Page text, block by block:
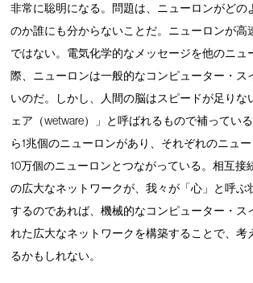
非常に聡明になる。問題は、ニューロンがどの
のか誰にも分からないことだ。ニューロンが高
ではない。電気化学的なメッセージを他のニュ
際、ニューロンは一般的なコンピューター・ス
いのだ。しかし、人間の脳はスピードが足りな
ェア（wetware）」と呼ばれるもので補ってい
ら1兆個のニューロンがあり、それぞれのニュ
10万個のニューロンとつながっている。相互接
の広大なネットワークが、我々が「心」と呼ぶ
するのであれば、機械的なコンピューター・ス
れた広大なネットワークを構築することで、考
るかもしれない。